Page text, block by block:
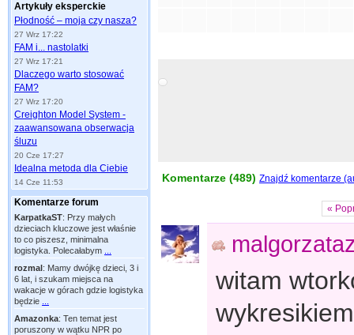
Artykuły eksperckie
Płodność – moja czy nasza?
27 Wrz 17:22
FAM i... nastolatki
27 Wrz 17:21
Dlaczego warto stosować
FAM?
27 Wrz 17:20
Creighton Model System -
zaawansowana obserwacja
śluzu
20 Cze 17:27
Idealna metoda dla Ciebie
14 Cze 11:53
Komentarze forum
KarpatkaST: Przy małych
dzieciach kluczowe jest właśnie
to co piszesz, minimalna
logistyka. Polecałabym
rozmal: Mamy dwójkę dzieci, 3 i
6 lat, i szukam miejsca na
wakacje w górach gdzie logistyka
będzie
Amazonka: Ten temat jest
poruszony w wątku NPR po
Komentarze (489) Znajdź komentarze
«
witam